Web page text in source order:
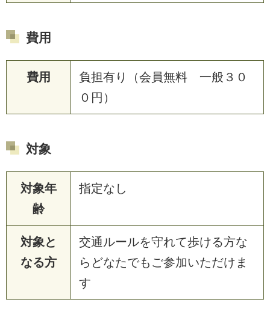
費用
費用
負担有り（会員無料 一般３０
０円）
対象
対象年
齢
指定なし
対象と
なる方
交通ルールを守れて歩ける方な
らどなたでもご参加いただけま
す